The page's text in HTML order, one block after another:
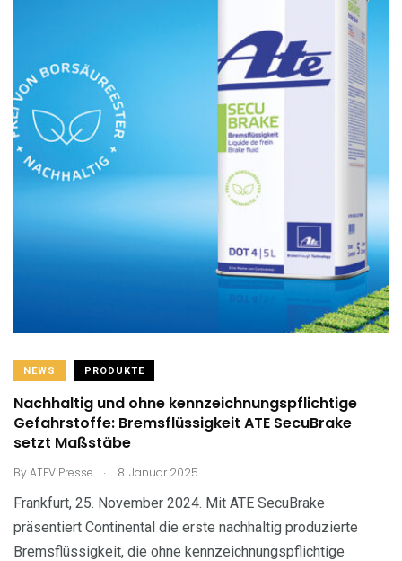
NEWS PRODUKTE
Nachhaltig und ohne kennzeichnungspflichtige
Gefahrstoffe: Bremsflüssigkeit ATE SecuBrake
setzt Maßstäbe
ByATEV Presse . 8. Januar 2025
Frankfurt, 25. November 2024. Mit ATE SecuBrake
präsentiert Continental die erste nachhaltig produzierte
Bremsflüssigkeit, die ohne kennzeichnungspflichtige